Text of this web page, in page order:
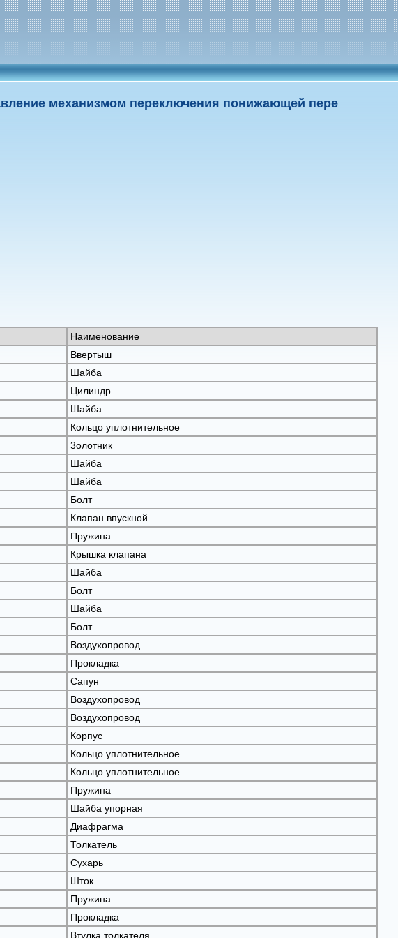
механизмом переключения понижающей пере
Наименование
Ввертыш
Шайба
Цилиндр
Шайба
Кольцо уплотнительное
3олотник
Шайба
Шайба
Болт
Клапан впускной
Пружина
Крышка клапана
Шайба
Болт
Шайба
Болт
Воздухопровод
Прокладка
Сапун
Воздухопровод
Воздухопровод
Корпус
Кольцо уплотнительное
Кольцо уплотнительное
Пружина
Шайба упорная
Диафрагма
Толкатель
Сухарь
Шток
Пружина
Прокладка
Втулка толкателя